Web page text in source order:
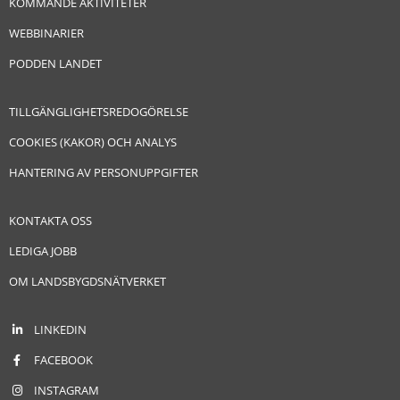
WEBBINARIER
PODDEN LANDET
TILLGÄNGLIGHETSREDOGÖRELSE
COOKIES (KAKOR) OCH ANALYS
HANTERING AV PERSONUPPGIFTER
KONTAKTA OSS
LEDIGA JOBB
OM LANDSBYGDSNÄTVERKET
LINKEDIN
FACEBOOK
INSTAGRAM